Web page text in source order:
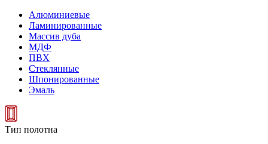
Алюминиевые
Ламинированные
Массив дуба
МДФ
ПВХ
Стеклянные
Шпонированные
Эмаль
Тип полотна